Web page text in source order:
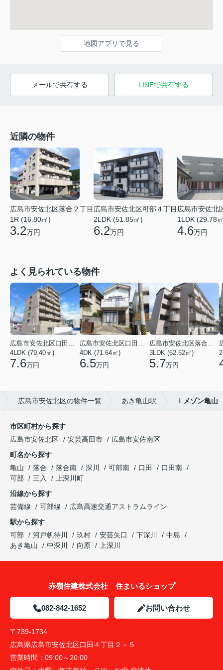
地図アプリで見る
メールで共有する LINEで共有する
近隣の物件
広島市安佐北区落合２丁目
1R (16.80㎡)
3.2万円
広島市安佐北区可部４丁目
2LDK (51.85㎡)
6.2万円
広島市安佐北
1LDK (29.78
4.6万円
よく見られている物件
広島市安佐北区口田３丁目
4LDK (79.40㎡)
7.6万円
広島市安佐北区口田５丁目
4DK (71.64㎡)
6.5万円
広島市安佐北区落合２丁目
3LDK (62.52㎡)
5.7万円
広島市安佐北区の物件一覧 あき亀山駅 ｉメゾン亀山
市区町村から探す
広島市安佐北区
安芸高田市
広島市安佐南区
町名から探す
亀山
落合 落合南 深川 可部南 口田
口田南
可部
三入
上深川町
沿線から探す
芸備線
可部線
広島高速交通アストラムライン
駅から探す
可部
河戸帆待川 玖村 安芸矢口 下深川
中島
あき亀山
中深川 向原 上深川
赤嶺住建株式会社 住まいるショップ
082-842-1652 お問い合わせ
〒739-1734
広島県広島市安佐北区口田４丁目２－５
営業時間： 09:00～20:00